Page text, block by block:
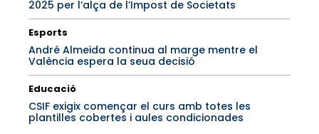
2025 per l’alça de l’Impost de Societats
Esports
André Almeida continua al marge mentre el
València espera la seua decisió
Educació
CSIF exigix començar el curs amb totes les
plantilles cobertes i aules condicionades